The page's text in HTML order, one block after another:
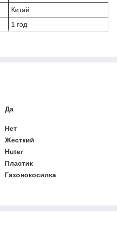
Китай
1 год
Да
Нет
Жесткий
Huter
Пластик
Газонокосилка